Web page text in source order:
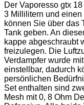
Der Vaporesso gtx
3 Millilitern und einen
können Sie über das
Tank geben. An
kappe abgeschraubt
freizulegen. Die
Verdampfer wurde
einstellbar, dadurch
persönlichen
Set enthalten sind
Mesh mit 0, 8 Ohm